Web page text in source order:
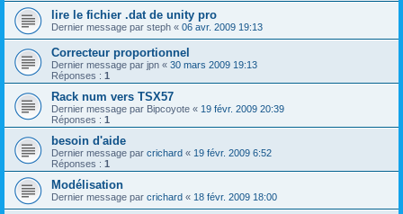
lire le fichier .dat de unity pro
Dernier message par steph « 06 avr. 2009 19:13
Correcteur proportionnel
Dernier message par jpn « 30 mars 2009 19:13
Réponses : 1
Rack num vers TSX57
Dernier message par Bipcoyote « 19 févr. 2009 20:39
Réponses : 1
besoin d'aide
Dernier message par crichard « 19 févr. 2009 6:52
Réponses : 1
Modélisation
Dernier message par crichard « 18 févr. 2009 18:00